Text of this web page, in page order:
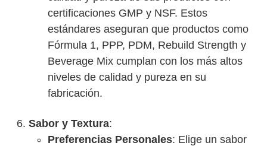
certificaciones GMP y NSF. Estos
estándares aseguran que productos como
Fórmula 1, PPP, PDM, Rebuild Strength y
Beverage Mix cumplan con los más altos
niveles de calidad y pureza en su
fabricación.
Sabor y Textura:
Preferencias Personales: Elige un sabor